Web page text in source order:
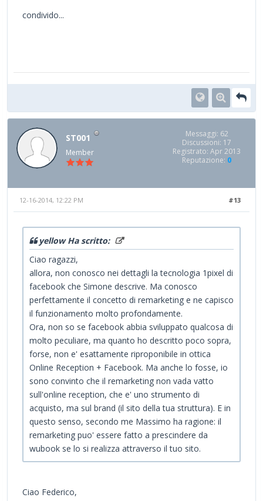
condivido...
ST001
Member
Messaggi: 62
Discussioni: 17
Registrato: Apr 2013
Reputazione: 0
#13
12-16-2014, 12:22 PM
yellow Ha scritto:
Ciao ragazzi,
allora, non conosco nei dettagli la tecnologia 1pixel di
facebook che Simone descrive. Ma conosco
perfettamente il concetto di remarketing e ne capisco
il funzionamento molto profondamente.
Ora, non so se facebook abbia sviluppato qualcosa di
molto peculiare, ma quanto ho descritto poco sopra,
forse, non e' esattamente riproponibile in ottica
Online Reception + Facebook. Ma anche lo fosse, io
sono convinto che il remarketing non vada vatto
sull'online reception, che e' uno strumento di
acquisto, ma sul brand (il sito della tua struttura). E in
questo senso, secondo me Massimo ha ragione: il
remarketing puo' essere fatto a prescindere da
wubook se lo si realizza attraverso il tuo sito.
Ciao Federico,